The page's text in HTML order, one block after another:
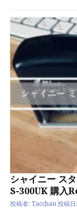
シャイニー ス
S-300UK 購入
投稿者: Tacchan 投稿日: